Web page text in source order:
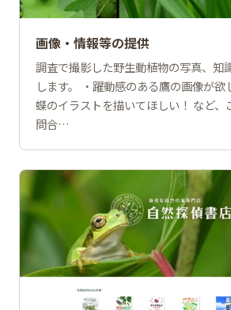
画像・情報等の提供
調査で撮影した野生動植物の写真、知
します。 ・躍動感のある鷹の画像が欲
蝶のイラストを描いてほしい！ など、
問合…